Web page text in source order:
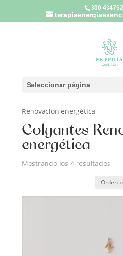
300
Seleccionar página
Renovacion energética
Colgantes
energética
Mostrando los 4 resultados